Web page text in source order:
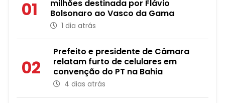
01
milhões destinada por Flávio
Bolsonaro ao Vasco da Gama
1 dia atrás
02
Prefeito e presidente de Câmara
relatam furto de celulares em
convenção do PT na Bahia
4 dias atrás